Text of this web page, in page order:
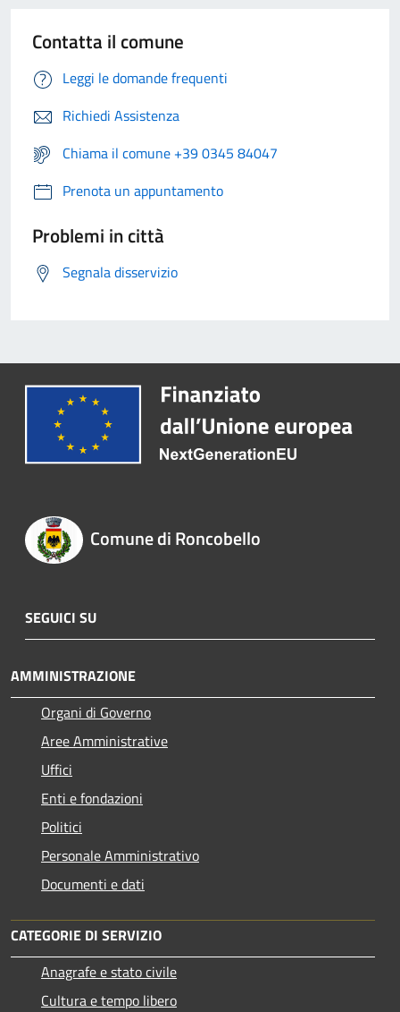
Contatta il comune
Leggi le domande frequenti
Richiedi Assistenza
Chiama il comune +39 0345 84047
Prenota un appuntamento
Problemi in città
Segnala disservizio
Comune di Roncobello
SEGUICI SU
AMMINISTRAZIONE
Organi di Governo
Aree Amministrative
Uffici
Enti e fondazioni
Politici
Personale Amministrativo
Documenti e dati
CATEGORIE DI SERVIZIO
Anagrafe e stato civile
Cultura e tempo libero